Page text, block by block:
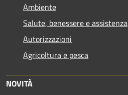
Ambiente
Salute, benessere e assistenza
Autorizzazioni
Agricoltura e pesca
NOVITÀ